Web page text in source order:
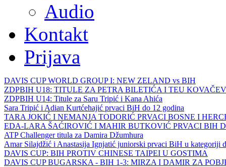
Audio
Kontakt
Prijava
DAVIS CUP WORLD GROUP I: NEW ZELAND vs BIH
ZDPBIH U18: TITULE ZA PETRA BILETIĆA I TEU
ZDPBIH U14: Titule za Saru Tripić i Kana Ahića
Sara Tripić i Adian Kurtćehajić prvaci BiH do 12 godina
TARA JOKIĆ I NEMANJA TODORIĆ PRVACI BOSNE I
EDA-LARA ŠAĆIROVIĆ I MAHIR BUTKOVIĆ PRVACI BIH
ATP Challenger titula za Damira Džumhura
Amar Silajdžić i Anastasija Ignjatić juniorski prvaci BiH u kategoriji
DAVIS CUP: BIH PROTIV CHINESE TAIPEI U GOSTIMA
DAVIS CUP BUGARSKA - BIH 1-3: MIRZA I DAMIR ZA